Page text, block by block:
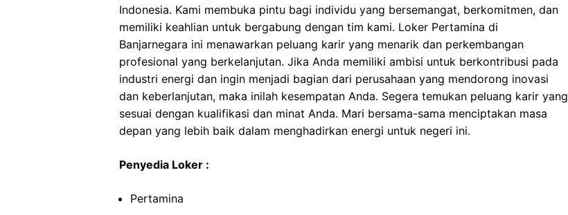
Indonesia. Kami membuka pintu bagi individu yang bersemangat, berkomitmen, dan
memiliki keahlian untuk bergabung dengan tim kami. Loker Pertamina di
Banjarnegara ini menawarkan peluang karir yang menarik dan perkembangan
profesional yang berkelanjutan. Jika Anda memiliki ambisi untuk berkontribusi pada
industri energi dan ingin menjadi bagian dari perusahaan yang mendorong inovasi
dan keberlanjutan, maka inilah kesempatan Anda. Segera temukan peluang karir yang
sesuai dengan kualifikasi dan minat Anda. Mari bersama-sama menciptakan masa
depan yang lebih baik dalam menghadirkan energi untuk negeri ini.
Penyedia Loker :
Pertamina